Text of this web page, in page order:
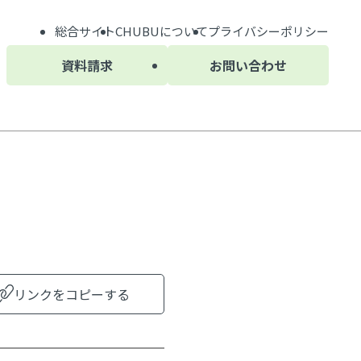
資料請求 お問い合わせ
総合サイトCHUBUについてプライバシーポリシー
リンクをコピーする